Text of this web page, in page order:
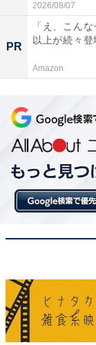
2026/08/07
PR
「え、こん
以上が続々
Amazon